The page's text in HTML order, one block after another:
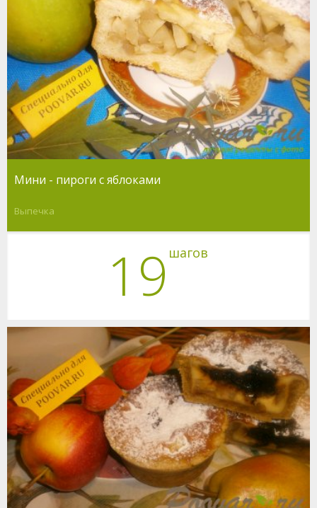
Мини - пироги с яблоками
Выпечка
19 шагов